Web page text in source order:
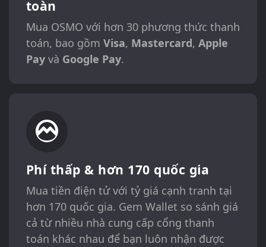
toàn
Mua OSMO với hơn 30 phương thức thanh
toán, bao gồm Visa, Mastercard, Apple
Payvà Google Pay.
Phí thấp & hơn 170 quốc gia
Mua tiền điện tử với tỷ giá cạnh tranh tại
hơn 170 quốc gia. Gem Wallet so sánh giá
cả từ nhiều nhà cung cấp cổng thanh
toán khác nhau để bạn luôn nhận được